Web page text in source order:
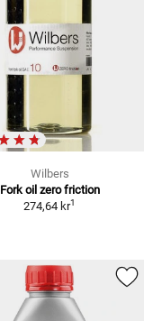
Wilbers
Fork oil zero friction
274,64 kr1